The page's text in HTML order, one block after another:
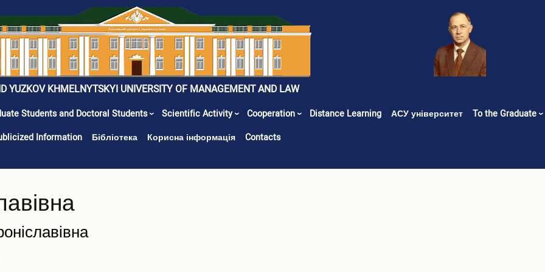
YUZKOV KHMELNYTSKYI UNIVERSITY OF MANAGEMENT AND LAW
Students and Doctoral Students Scientific Activity Cooperation Distance Learning АСУ університет
To the Graduate
Information
Бібліотека Корисна інформація Contacts